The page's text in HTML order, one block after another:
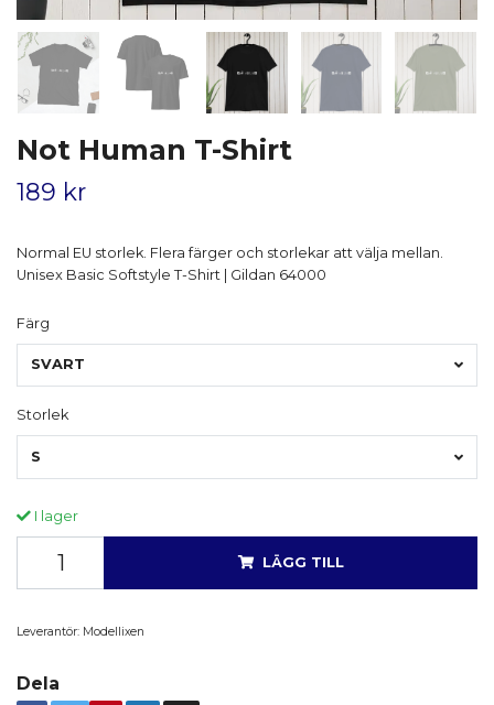
Not Human T-Shirt
189 kr
Normal EU storlek. Flera färger och storlekar att välja mellan.
Unisex Basic Softstyle T-Shirt | Gildan 64000
Färg
SVART
Storlek
S
I lager
LÄGG TILL
Leverantör: Modellixen
Dela